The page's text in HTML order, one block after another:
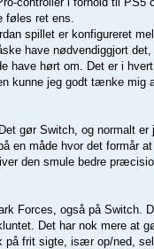
føles ret ens.
spillet er konfigureret
have nødvendiggjort
have hørt om. Det er i
kunne jeg godt tænke mig
gør Switch, og normalt
en måde hvor det formår
den smule bedre
Forces, også på Switch.
Det har nok mere at
på frit sigte, især op/ned,